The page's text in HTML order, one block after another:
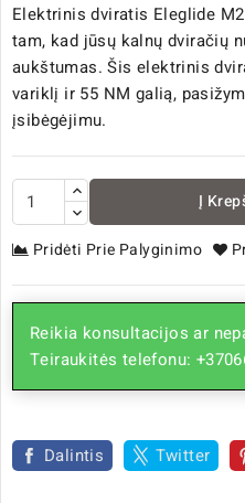
Elektrinis dviratis Eleglide
tam, kad jūsų kalnų dviračių
aukštumas. Šis elektrinis
variklį ir 55 NM galią,
įsibėgėjimu.
Į
Pridėti Prie Palyginimo
Reikia konsultacijos ar
Teiraukitės telefonu:
Dalintis Twitter